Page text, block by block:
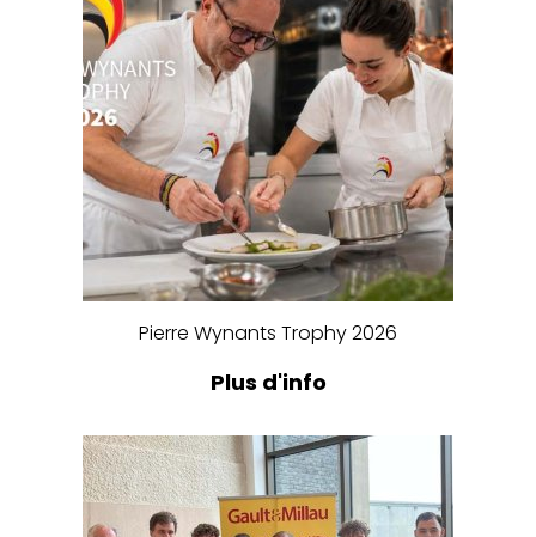
Pierre Wynants Trophy 2026
Plus d'info